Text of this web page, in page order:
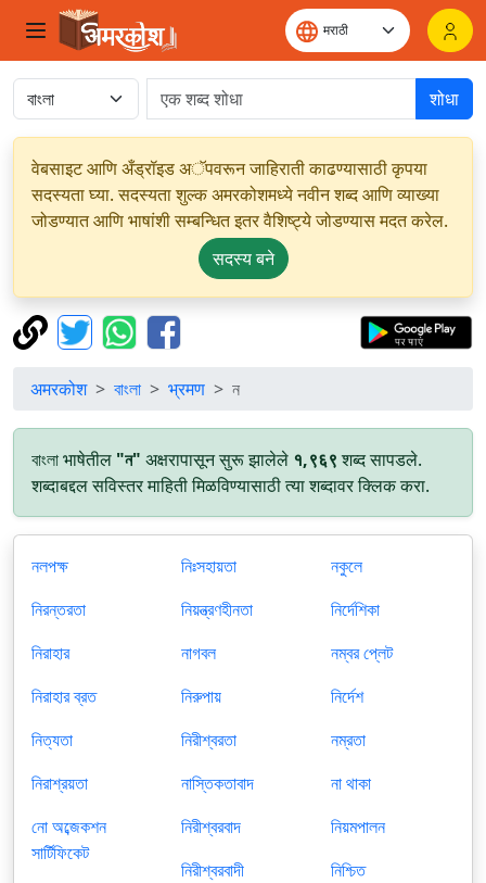
शोधा
वेबसाइट आणि अँड्रॉइड अॅपवरून जाहिराती काढण्यासाठी कृपया
सदस्यता घ्या. सदस्यता शुल्क अमरकोशमध्ये नवीन शब्द आणि व्याख्या
जोडण्यात आणि भाषांशी सम्बन्धित इतर वैशिष्ट्ये जोडण्यास मदत करेल.
सदस्य बने
अमरकोश বাংলা भ्रमण ন
বাংলা भाषेतील "ন" अक्षरापासून सुरू झालेले १,९६९शब्द सापडले.
शब्दाबद्दल सविस्तर माहिती मिळविण्यासाठी त्या शब्दावर क्लिक करा.
নলপক্ষ
নিরন্তরতা
নিরাহার
নিরাহার ব্রত
নিত্যতা
নিরাশ্রয়তা
নো অব্জেকশন
সার্টিফিকেট
নিঃসহায়তা
নিয়ন্ত্রণহীনতা
নাগবল
নিরুপায়
নিরীশ্বরতা
নাস্তিকতাবাদ
নিরীশ্বরবাদ
নিরীশ্বরবাদী
নকুলে
নির্দেশিকা
নম্বর প্লেট
নির্দেশ
নম্রতা
না থাকা
নিয়মপালন
নিশ্চিত